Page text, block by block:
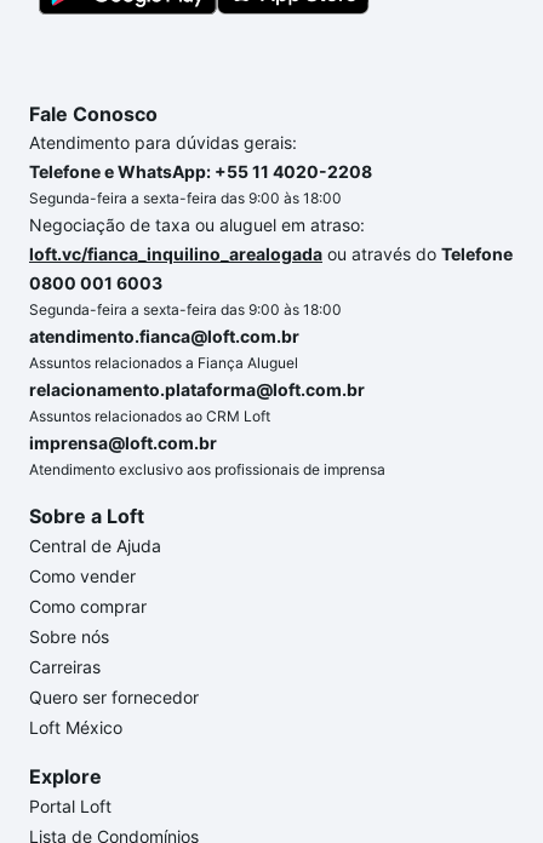
Fale Conosco
Atendimento para dúvidas gerais:
Telefone e WhatsApp: +55 11 4020-2208
Segunda-feira a sexta-feira das 9:00 às 18:00
Negociação de taxa ou aluguel em atraso:
loft.vc/fianca_inquilino_arealogada ou através do Telefone
0800 001 6003
Segunda-feira a sexta-feira das 9:00 às 18:00
atendimento.fianca@loft.com.br
Assuntos relacionados a Fiança Aluguel
relacionamento.plataforma@loft.com.br
Assuntos relacionados ao CRM Loft
imprensa@loft.com.br
Atendimento exclusivo aos profissionais de imprensa
Sobre a Loft
Central de Ajuda
Como vender
Como comprar
Sobre nós
Carreiras
Quero ser fornecedor
Loft México
Explore
Portal Loft
Lista de Condomínios